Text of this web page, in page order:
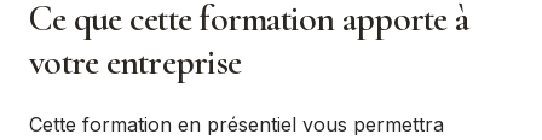
Ce que cette formation apporte à
votre entreprise
Cette formation en présentiel vous permettra